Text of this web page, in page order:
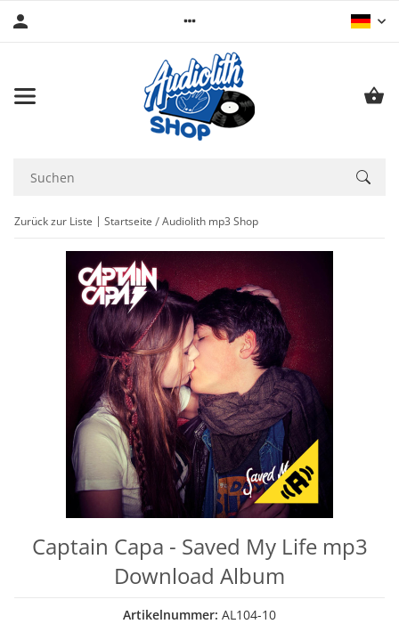
Zurück zur Liste Startseite Audiolith mp3 Shop
Captain Capa - Saved My Life mp3
Download Album
Artikelnummer: AL104-10